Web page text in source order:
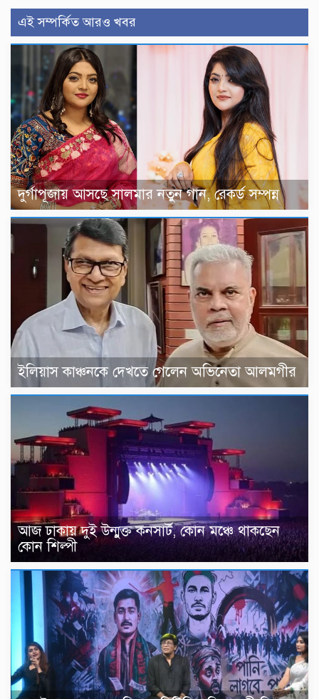
এই সম্পর্কিত আরও খবর
দুর্গাপূজায় আসছে সালমার নতুন গান, রেকর্ড সম্পন্ন
ইলিয়াস কাঞ্চনকে দেখতে গেলেন অভিনেতা আলমগীর
আজ ঢাকায় দুই উন্মুক্ত কনসার্ট, কোন মঞ্চে থাকছেন
কোন শিল্পী